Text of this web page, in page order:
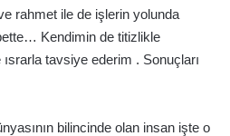
rahmet ile de işlerin yolunda
Kendimin de titizlikle
ısrarla tavsiye ederim . Sonuçları
bilincinde olan insan işte o